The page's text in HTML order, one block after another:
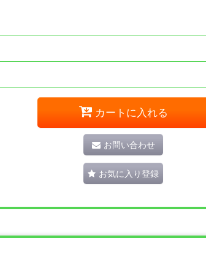
カートに入れる
お問い合わせ
お気に入り登録